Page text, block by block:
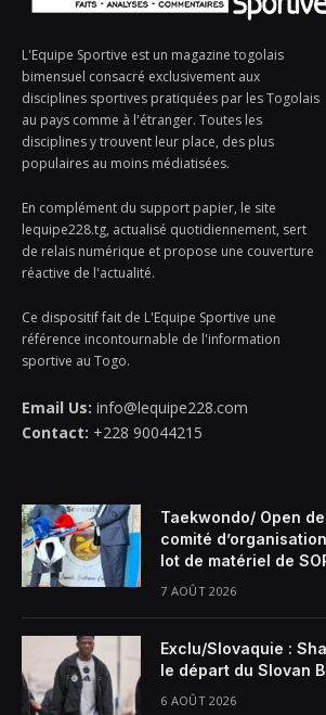
L'Equipe Sportive est un magazine togolais
bimensuel consacré exclusivement aux
disciplines sportives pratiquées par les Togolais
au pays comme à l'étranger. Toutes les
disciplines y trouvent leur place, des plus
populaires au moins médiatisées.
En complément du support papier, le site
lequipe228.tg, actualisé quotidiennement, sert
de relais numérique et propose une couverture
réactive de l'actualité.
Ce dispositif fait de L'Equipe Sportive une
référence incontournable de l'information
sportive au Togo.
Email Us: info@lequipe228.com
Contact: +228 90044215
Taekwondo/ Open
comité
lot de matériel de
7 AOÛT 2026
Exclu/Slovaquie :
le départ du Slovan
6 AOÛT 2026